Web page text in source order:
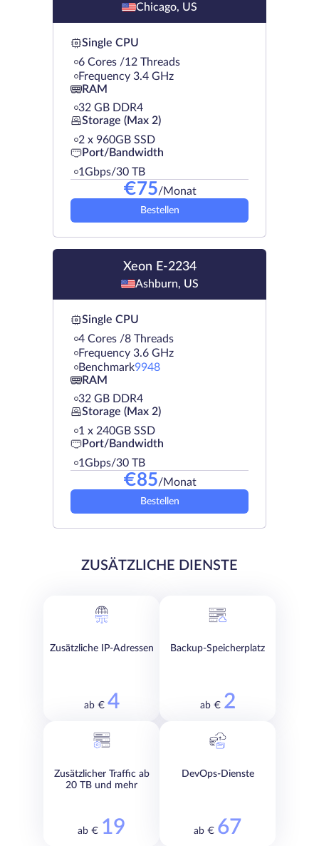
Chicago, US
Single CPU
6 Cores /12 Threads
Frequency 3.4 GHz
RAM
32 GB DDR4
Storage (Max 2)
2 х 960GB SSD
Port/Bandwidth
1Gbps/30 TB
€75/Monat
Bestellen
Xeon E-2234
Ashburn, US
Single CPU
4 Cores /8 Threads
Frequency 3.6 GHz
Benchmark9948
RAM
32 GB DDR4
Storage (Max 2)
1 х 240GB SSD
Port/Bandwidth
1Gbps/30 TB
€85/Monat
Bestellen
ZUSÄTZLICHE DIENSTE
Zusätzliche IP-Adressen
ab € 4
Backup-Speicherplatz
ab € 2
Zusätzlicher Traffic ab
20 TB und mehr
ab € 19
DevOps-Dienste
ab € 67